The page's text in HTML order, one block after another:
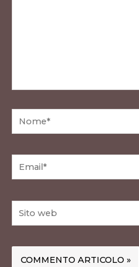
Nome*
Email*
Sito
web